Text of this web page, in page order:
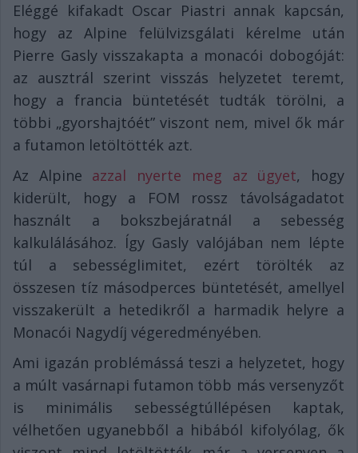
Eléggé kifakadt Oscar Piastri annak kapcsán,
hogy az Alpine felülvizsgálati kérelme után
Pierre Gasly visszakapta a monacói dobogóját:
az ausztrál szerint visszás helyzetet teremt,
hogy a francia büntetését tudták törölni, a
többi „gyorshajtóét” viszont nem, mivel ők már
a futamon letöltötték azt.
Az Alpine azzal nyerte meg az ügyet, hogy
kiderült, hogy a FOM rossz távolságadatot
használt a bokszbejáratnál a sebesség
kalkulálásához. Így Gasly valójában nem lépte
túl a sebességlimitet, ezért törölték az
összesen tíz másodperces büntetését, amellyel
visszakerült a hetedikről a harmadik helyre a
Monacói Nagydíj végeredményében.
Ami igazán problémássá teszi a helyzetet, hogy
a múlt vasárnapi futamon több más versenyzőt
is minimális sebességtúllépésen kaptak,
vélhetően ugyanebből a hibából kifolyólag, ők